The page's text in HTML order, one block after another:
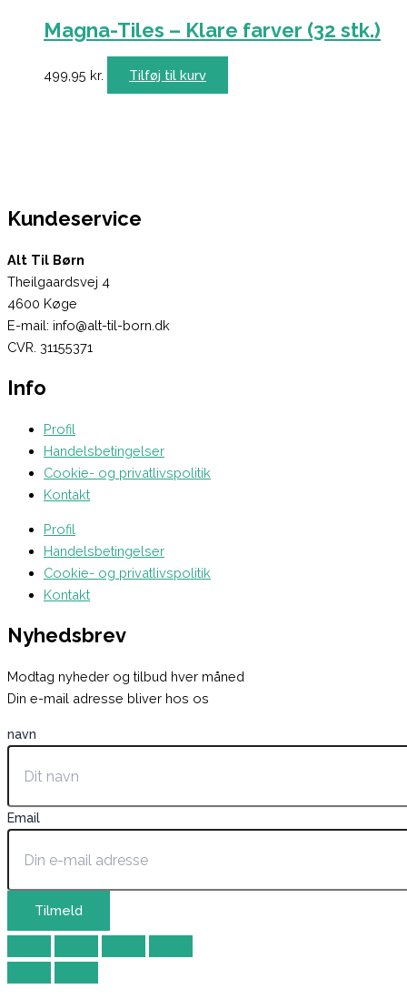
Magna-Tiles – Klare farver (32 stk.)
499,95 kr. Tilføj til kurv
Kundeservice
Alt Til Børn
Theilgaardsvej 4
4600 Køge
E-mail: info@alt-til-born.dk
CVR. 31155371
Info
Profil
Handelsbetingelser
Cookie- og privatlivspolitik
Kontakt
Profil
Handelsbetingelser
Cookie- og privatlivspolitik
Kontakt
Nyhedsbrev
Modtag nyheder og tilbud hver måned
Din e-mail adresse bliver hos os
navn
Email
Tilmeld